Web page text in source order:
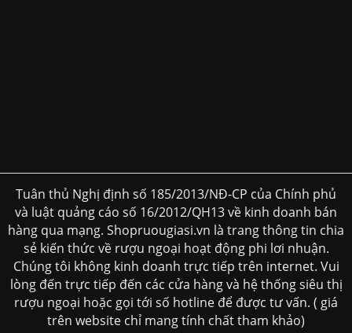
Tuân thủ Nghị định số 185/2013/NĐ-CP của Chính phủ
và luật quảng cáo số 16/2012/QH13 về kinh doanh bán
hàng qua mạng. Shopruougiasi.vn là trang thông tin chia
sẻ kiến thức về rượu ngoại hoạt động phi lơi nhuận.
Chúng tôi không kinh doanh trực tiếp trên internet. Vui
lòng đến trực tiếp đến các cửa hàng và hệ thống siêu thị
rượu ngoại hoặc gọi tới số hotline để được tư vấn. ( giá
trên website chỉ mang tính chất tham khảo)